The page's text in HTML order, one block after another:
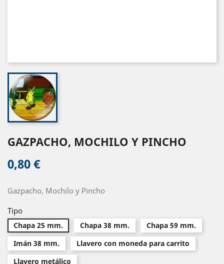
GAZPACHO, MOCHILO Y PINCHO
0,80 €
Gazpacho, Mochilo y Pincho
Tipo
Chapa 25 mm. Chapa 38 mm.
Chapa 59 mm.
Imán 38 mm.
Llavero con moneda para carrito
Llavero metálico